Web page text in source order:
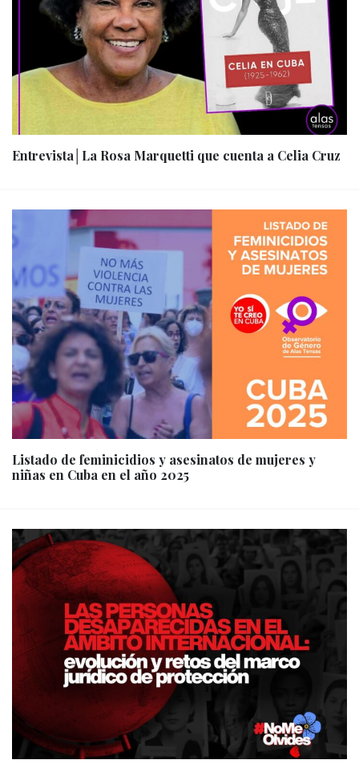
Entrevista│La Rosa Marquetti que cuenta a Celia Cruz
Listado de feminicidios y asesinatos de mujeres y
niñas en Cuba en el año 2025